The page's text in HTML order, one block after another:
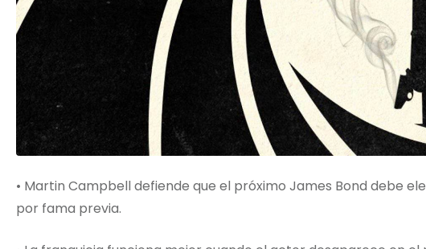
• Martin Campbell defiende que el próximo James Bond debe
por fama previa.